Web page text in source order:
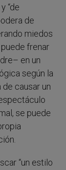
“de
de
miedos
frenar
en un
según la
de causar un
se puede
“un estilo